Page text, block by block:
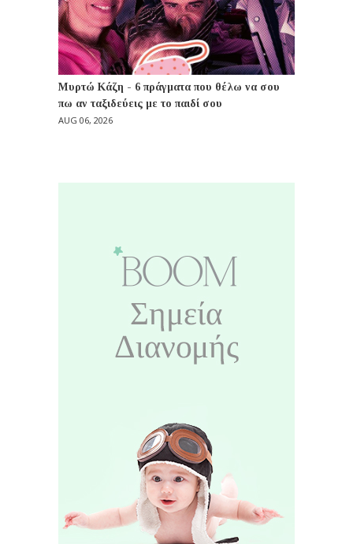
Μυρτώ Κάζη - 6 πράγματα που θέλω να σου
πω αν ταξιδεύεις με το παιδί σου
AUG 06, 2026